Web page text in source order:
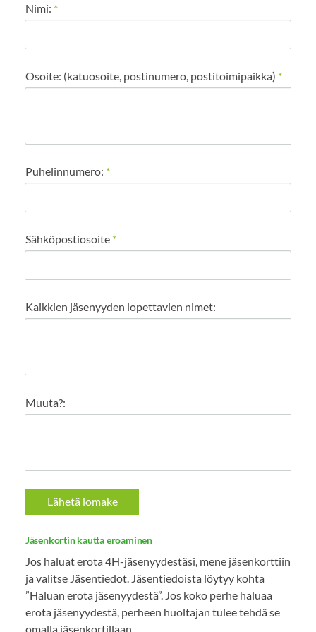
Nimi: *
Osoite: (katuosoite, postinumero, postitoimipaikka) *
Puhelinnumero: *
Sähköpostiosoite *
Kaikkien jäsenyyden lopettavien nimet:
Muuta?:
Lähetä lomake
Jäsenkortin kautta eroaminen
Jos haluat erota 4H-jäsenyydestäsi, mene jäsenkorttiin
ja valitse Jäsentiedot. Jäsentiedoista löytyy kohta
”Haluan erota jäsenyydestä”. Jos koko perhe haluaa
erota jäsenyydestä, perheen huoltajan tulee tehdä se
omalla jäsenkortillaan.